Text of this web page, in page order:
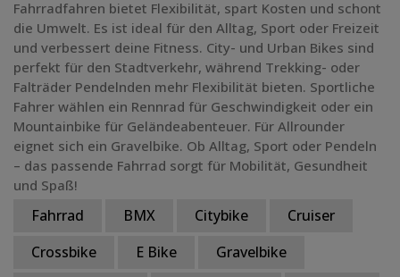
Federweg
Grundfarbe
Preis
Radgröße
Fahrradfahren bietet Flexibilität, spart Kosten und schont
die Umwelt. Es ist ideal für den Alltag, Sport oder Freizeit
und verbessert deine Fitness. City- und Urban Bikes sind
perfekt für den Stadtverkehr, während Trekking- oder
Falträder Pendelnden mehr Flexibilität bieten. Sportliche
Fahrer wählen ein Rennrad für Geschwindigkeit oder ein
Mountainbike für Geländeabenteuer. Für Allrounder
eignet sich ein Gravelbike. Ob Alltag, Sport oder Pendeln
– das passende Fahrrad sorgt für Mobilität, Gesundheit
und Spaß!
Fahrrad BMX Citybike
Cruiser
Crossbike
E Bike
Gravelbike